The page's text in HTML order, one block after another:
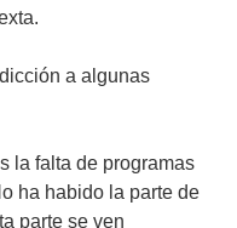
a algunas
la falta de programas
ha habido la parte de
parte se ven